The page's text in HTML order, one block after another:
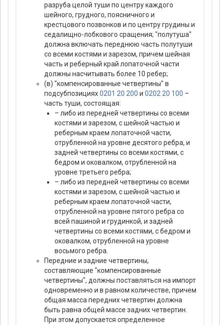
разруба целой туши по центру каждого
шейного, грудного, поясничного и
крестцового позвонков и по центру грудины и
седалищно-лобкового сращения; "полутуша"
должна включать переднюю часть полутуши
со всеми костями и зарезом, причем шейная
часть и реберный край лопаточной части
должны насчитывать более 10 ребер;
(в) "компенсированные четвертины" в
подсубпозициях0201 20 200 и 0202 20 100 –
часть туши, состоящая:
– либо из передней четвертины со всеми
костями и зарезом, с шейной частью и
реберным краем лопаточной части,
отрубленной на уровне десятого ребра, и
задней четвертины со всеми костями, с
бедром и оковалком, отрубленной на
уровне третьего ребра;
– либо из передней четвертины со всеми
костями и зарезом, с шейной частью и
реберным краем лопаточной части,
отрубленной на уровне пятого ребра со
всей пашиной и грудинкой, и задней
четвертины со всеми костями, с бедром и
оковалком, отрубленной на уровне
восьмого ребра.
Передние и задние четвертины,
составляющие "компенсированные
четвертины", должны поставляться на импорт
одновременно и в равном количестве, причем
общая масса передних четвертин должна
быть равна общей массе задних четвертин.
При этом допускается определенное